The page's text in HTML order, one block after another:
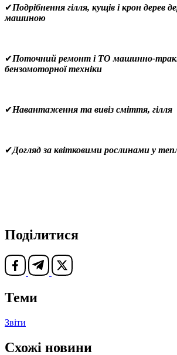
✔Подрібнення гілля, кущів і крон дерев
машиною
✔Поточний ремонт і ТО машинно-
бензомоторної техніки
✔Навантаження та вивіз сміття, гілля
✔Догляд за квітковими рослинами у
Поділитися
Теми
Звіти
Схожі новини